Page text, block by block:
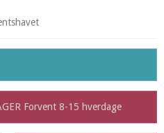
Forvent 8-15 hverdage